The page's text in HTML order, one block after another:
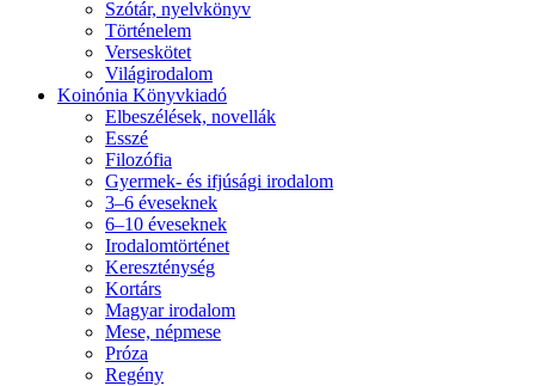
Szótár, nyelvkönyv
Történelem
Verseskötet
Világirodalom
Koinónia Könyvkiadó
Elbeszélések, novellák
Esszé
Filozófia
Gyermek- és ifjúsági irodalom
3–6 éveseknek
6–10 éveseknek
Irodalomtörténet
Kereszténység
Kortárs
Magyar irodalom
Mese, népmese
Próza
Regény